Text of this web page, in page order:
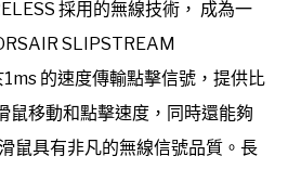
採用的無線技術， 成為一
SLIPSTREAM
的速度傳輸點擊信號，提供比
鼠移動和點擊速度，同時還能夠
鼠具有非凡的無線信號品質。長